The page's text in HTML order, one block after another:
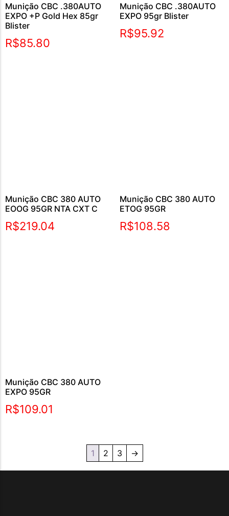
Munição CBC .380AUTO
EXPO +P Gold Hex 85gr
Blister
R$85.80
Munição CBC .380AUTO
EXPO 95gr Blister
R$95.92
Munição CBC 380 AUTO
EOOG 95GR NTA CXT C
R$219.04
Munição CBC 380 AUTO
ETOG 95GR
R$108.58
Munição CBC 380 AUTO
EXPO 95GR
R$109.01
1 2 3 →